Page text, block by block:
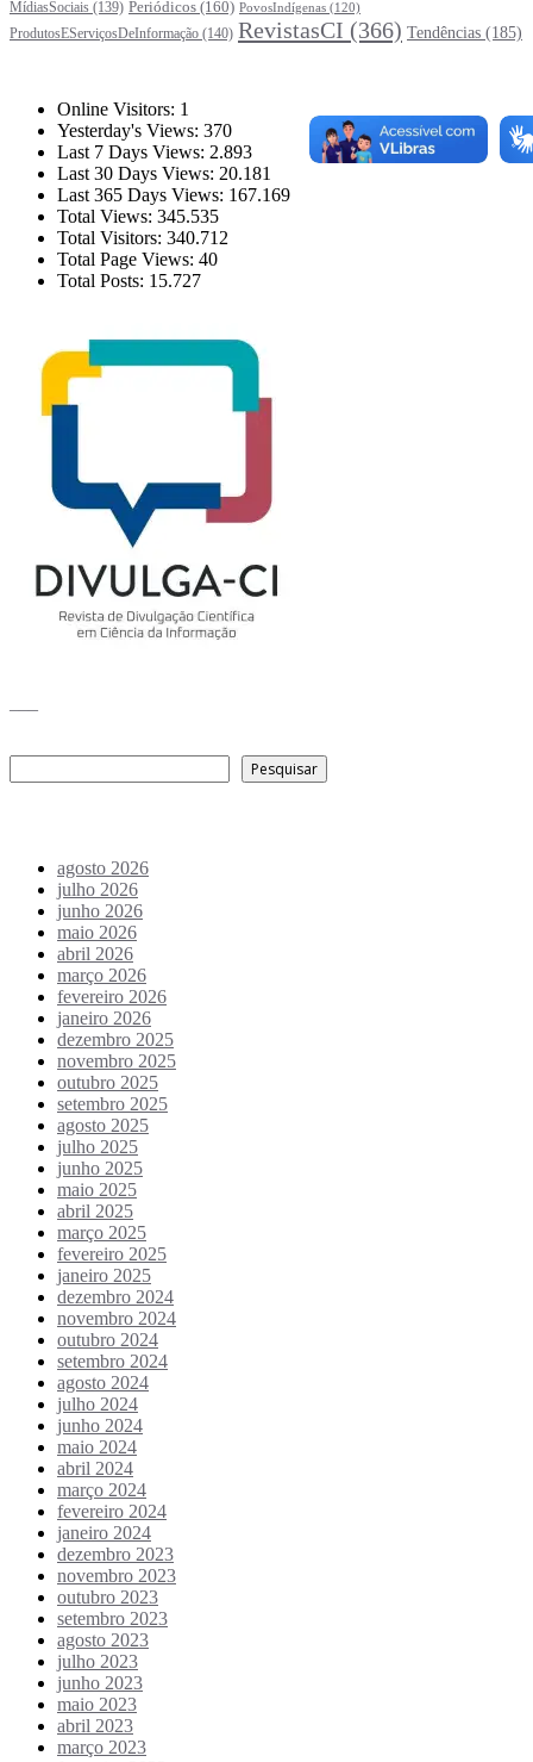
MídiasSociais (139) Periódicos (160) PovosIndígenas (120)
ProdutosEServiçosDeInformação (140) RevistasCI (366) Tendências (185)
Online Visitors: 1
Yesterday's Views: 370
Last 7 Days Views: 2.893
Last 30 Days Views: 20.181
Last 365 Days Views: 167.169
Total Views: 345.535
Total Visitors: 340.712
Total Page Views: 40
Total Posts: 15.727
Pesquisar
agosto 2026
julho 2026
junho 2026
maio 2026
abril 2026
março 2026
fevereiro 2026
janeiro 2026
dezembro 2025
novembro 2025
outubro 2025
setembro 2025
agosto 2025
julho 2025
junho 2025
maio 2025
abril 2025
março 2025
fevereiro 2025
janeiro 2025
dezembro 2024
novembro 2024
outubro 2024
setembro 2024
agosto 2024
julho 2024
junho 2024
maio 2024
abril 2024
março 2024
fevereiro 2024
janeiro 2024
dezembro 2023
novembro 2023
outubro 2023
setembro 2023
agosto 2023
julho 2023
junho 2023
maio 2023
abril 2023
março 2023